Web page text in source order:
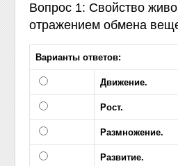
Вопрос 1: Свойство
отражением обмена
Варианты ответов:
Движение.
Рост.
Размножение.
Развитие.